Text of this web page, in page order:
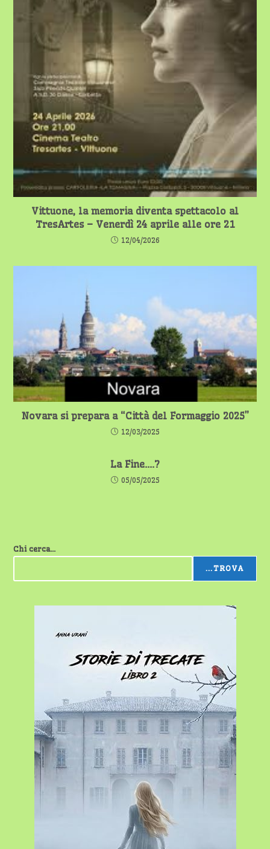
Vittuone, la memoria diventa spettacolo al
TresArtes – Venerdì 24 aprile alle ore 21
12/04/2026
Novara si prepara a “Città del Formaggio 2025”
12/03/2025
La Fine….?
05/05/2025
Chi cerca...
...TROVA